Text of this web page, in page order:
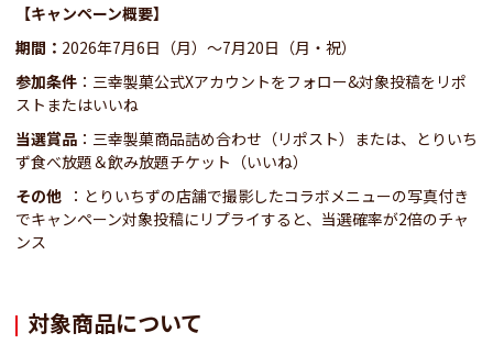
【キャンペーン概要】
期間： 2026年7月6日（月）～7月20日（月・祝）
参加条件 ：三幸製菓公式Xアカウントをフォロー&対象投稿をリポ
ストまたはいいね
当選賞品 ：三幸製菓商品詰め合わせ（リポスト）または、とりいち
ず食べ放題＆飲み放題チケット（いいね）
その他 ：とりいちずの店舗で撮影したコラボメニューの写真付き
でキャンペーン対象投稿にリプライすると、当選確率が2倍のチャ
ンス
対象商品について